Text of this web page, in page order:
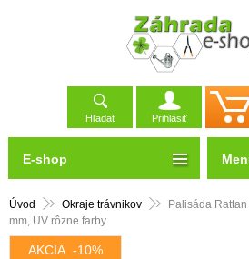
Hľadať Prihlásiť
Úvod Okraje trávnikov
Palisáda
mm, UV rôzne farby
AKCIA -10%
E-shop